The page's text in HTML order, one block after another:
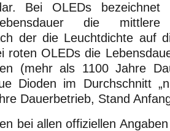
Bei OLEDs bezeichnet
die mittlere
der die Leuchtdichte auf
roten OLEDs die
(mehr als 1100 Jahre
Dioden im Durchschnitt
Dauerbetrieb, Stand
bei allen offiziellen